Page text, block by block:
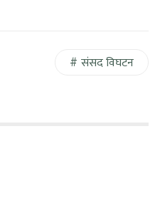
संसद विघटन